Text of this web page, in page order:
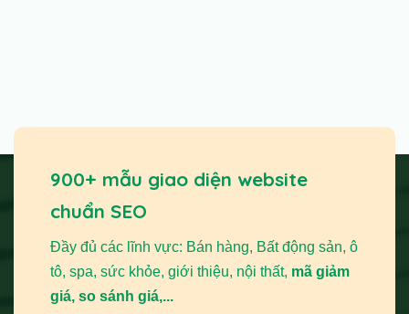
900+ mẫu giao diện website
chuẩn SEO
Đầy đủ các lĩnh vực: Bán hàng, Bất động sản, ô
tô, spa, sức khỏe, giới thiệu, nội thất, mã giảm
giá, so sánh giá,...